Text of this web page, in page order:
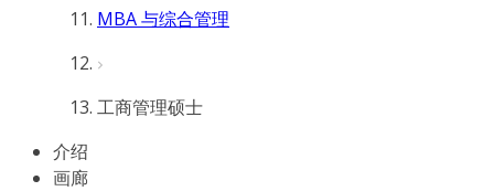
MBA 与综合管理
工商管理硕士
介绍
画廊